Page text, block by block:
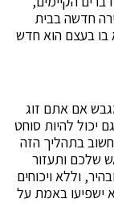
חדשה בבית
בו בעצם הוא חדש
אם אתם זוג
יכול להיות סוחט
חשוב בתהליך הזה
שלכם ותעזור
וללא ויכוחים
ישפיעו באמת על